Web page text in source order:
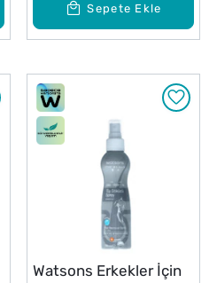
Sepete Ekle
Watsons Erkekler İçin